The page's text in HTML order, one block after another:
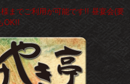
までご利用が可能です!! 昼宴会(要
OK!!